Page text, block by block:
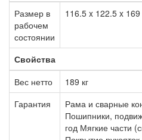
Размер в
рабочем
состоянии
116.5 x 122.5 x
Свойства
Вес нетто
189 кг
Гарантия
Рама и сварные
Пошипники,
год Мягкие части